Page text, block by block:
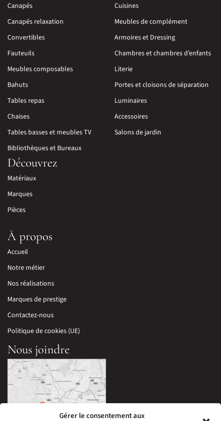
Gérer le consentement aux
Canapés
Canapés relaxation
Convertibles
Fauteuils
Meubles composables
Bahuts
Tables repas
Chaises
Tables basses et meubles TV
Bibliothèques et Bureaux
Cuisines
Meubles de complément
Armoires et Dressing
Chambres et chambres d’enfants
Literie
Portes et cloisons de séparation
Luminaires
Accessoires
Salons de jardin
Découvrez
Matériaux
Marques
Pièces
À propos
Accueil
Notre métier
Nos réalisations
Marques de prestige
Contactez-nous
Politique de cookies (UE)
Nous joindre